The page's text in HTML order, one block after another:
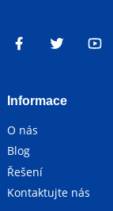
Informace
O nás
Blog
Řešení
Kontaktujte nás